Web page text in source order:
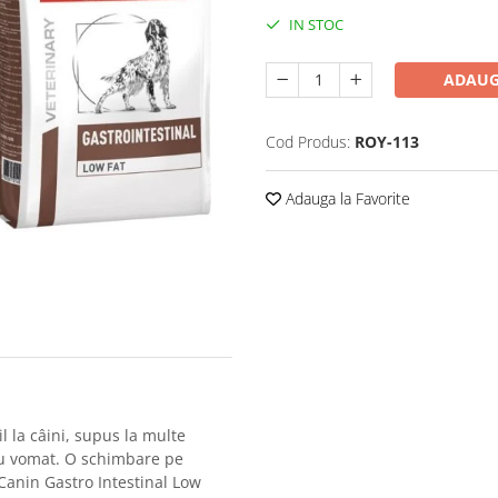
IN STOC
Cod Produs: ROY-113
Adauga la Favorite
la câini, supus la multe
O schimbare pe
Gastro Intestinal Low